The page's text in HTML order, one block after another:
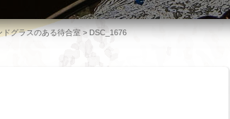
ドグラスのある待合室 > DSC_1676